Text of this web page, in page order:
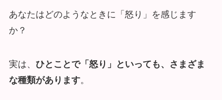
あなたはどのようなときに「怒り」を感じます
か？
実は、 ひとことで「怒り」といっても、さまざま
な種類があります。